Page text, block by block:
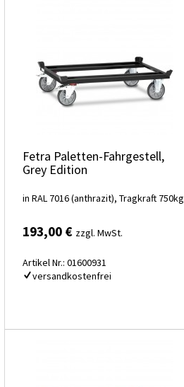
Fetra Paletten-Fahrgestell,
Grey Edition
in RAL 7016 (anthrazit), Tragkraft 750kg
193,00 € zzgl. MwSt.
Artikel Nr.: 01600931
versandkostenfrei